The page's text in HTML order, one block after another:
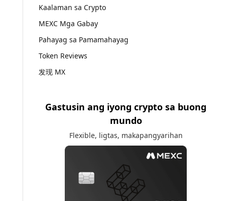
Kaalaman sa Crypto
MEXC Mga Gabay
Pahayag sa Pamamahayag
Token Reviews
发现 MX
Gastusin ang iyong crypto sa buong
mundo
Flexible, ligtas, makapangyarihan